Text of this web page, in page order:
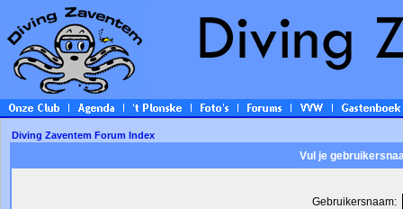
Diving Zaventem Forum Index
Vul je
Gebruikersnaam: